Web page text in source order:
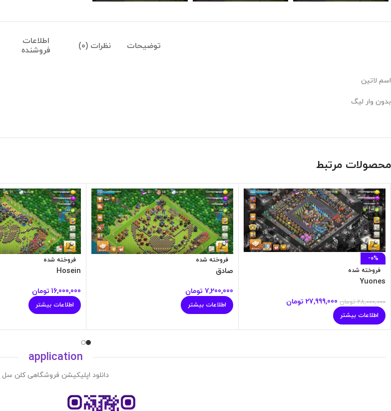
توضیحات نظرات (0)
اطلاعات
فروشنده
اسم لاتین
بدون وار لیگ
محصولات مرتبط
-0%
فروخته شده
Yuones
28,000,000 تومان 27,999,000 تومان
اطلاعات بیشتر
فروخته شده
صادق
7,200,000 تومان
اطلاعات بیشتر
فروخته شده
Hosein
16,000,000 تومان
اطلاعات بیشتر
application
دانلود اپلیکیشن فروشگاهی کلن سل